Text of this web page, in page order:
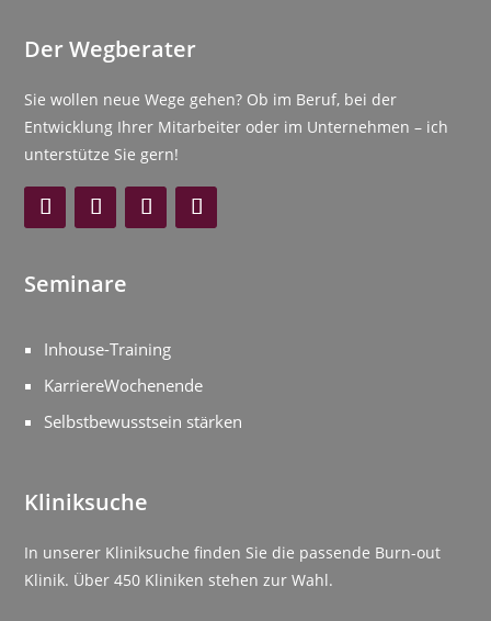
Der Wegberater
Sie wollen neue Wege gehen? Ob im Beruf, bei der
Entwicklung Ihrer Mitarbeiter oder im Unternehmen – ich
unterstütze Sie gern!
Seminare
Inhouse-Training
KarriereWochenende
Selbstbewusstsein stärken
Kliniksuche
In unserer Kliniksuche finden Sie die passende Burn-out
Klinik. Über 450 Kliniken stehen zur Wahl.